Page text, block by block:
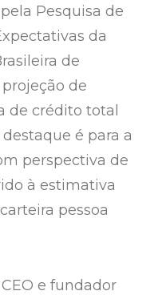
Pesquisa de
da
de
de
de crédito total
é para a
perspectiva de
à estimativa
pessoa
e fundador